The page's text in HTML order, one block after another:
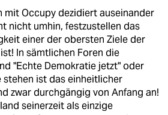
mit Occupy dezidiert auseinander
nicht umhin, festzustellen das
einer der obersten Ziele der
In sämtlichen Foren die
"Echte Demokratie jetzt" oder
stehen ist das einheitlicher
zwar durchgängig von Anfang an!
seinerzeit als einzige